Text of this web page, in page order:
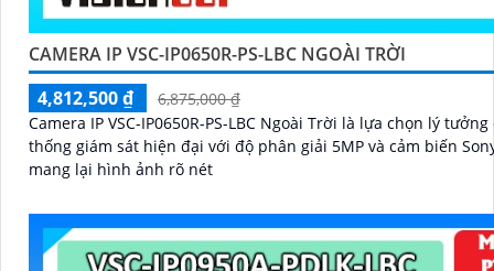
CAMERA IP VSC-IP0650R-PS-LBC NGOÀI TRỜI
4,812,500 ₫
6,875,000 ₫
Camera IP VSC-IP0650R-PS-LBC Ngoài Trời là lựa chọn lý
thống giám sát hiện đại với độ phân giải 5MP và cảm biến
mang lại hình ảnh rõ nét